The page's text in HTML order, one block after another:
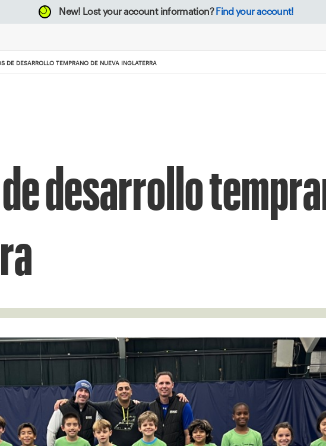
New! Lost your account information? Find your account!
DE DESARROLLO TEMPRANO DE NUEVA INGLATERRA
desarrollo